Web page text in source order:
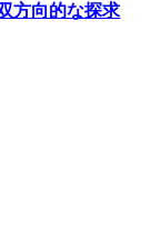
方向的な探求